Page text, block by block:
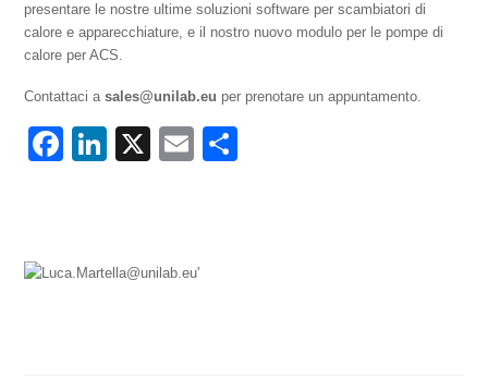
presentare le nostre ultime soluzioni software per scambiatori di
calore e apparecchiature, e il nostro nuovo modulo per le pompe di
calore per ACS.
Contattaci asales@unilab.eu per prenotare un appuntamento.
F
b
Li
dI
X
E